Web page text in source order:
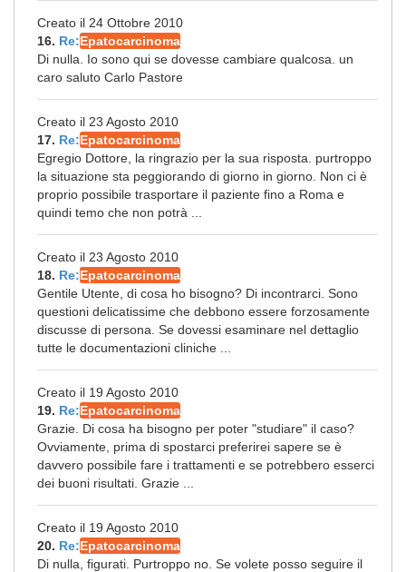
Creato il 24 Ottobre 2010
16. Re:Epatocarcinoma
Di nulla. Io sono qui se dovesse cambiare qualcosa. un
caro saluto Carlo Pastore
Creato il 23 Agosto 2010
17. Re:Epatocarcinoma
Egregio Dottore, la ringrazio per la sua risposta. purtroppo
la situazione sta peggiorando di giorno in giorno. Non ci è
proprio possibile trasportare il paziente fino a Roma e
quindi temo che non potrà ...
Creato il 23 Agosto 2010
18. Re:Epatocarcinoma
Gentile Utente, di cosa ho bisogno? Di incontrarci. Sono
questioni delicatissime che debbono essere forzosamente
discusse di persona. Se dovessi esaminare nel dettaglio
tutte le documentazioni cliniche ...
Creato il 19 Agosto 2010
19. Re:Epatocarcinoma
Grazie. Di cosa ha bisogno per poter "studiare" il caso?
Ovviamente, prima di spostarci preferirei sapere se è
davvero possibile fare i trattamenti e se potrebbero esserci
dei buoni risultati. Grazie ...
Creato il 19 Agosto 2010
20. Re:Epatocarcinoma
Di nulla, figurati. Purtroppo no. Se volete posso seguire il